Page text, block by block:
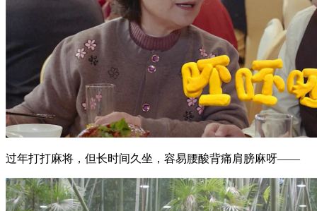
过年打打麻将，但长时间久坐，容易腰酸背痛肩膀麻呀——